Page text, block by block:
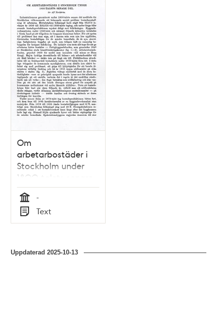
Om
arbetarbostäder i
Stockholm under
1800-talets senare
del / Alf Nordström
Tid
-
Typ
Text
Uppdaterad2025-10-13